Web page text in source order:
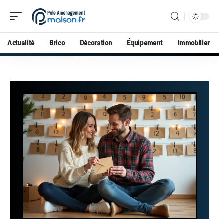
Actualité Brico Décoration Équipement Immobilier